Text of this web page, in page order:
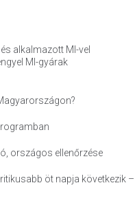
alkalmazott MI-vel
MI-gyárak
országos ellenőrzése
öt napja következik –